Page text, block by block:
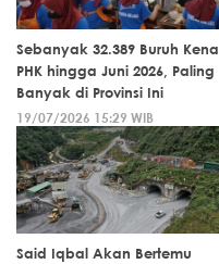
Sebanyak 32.389 Buruh Kena
PHK hingga Juni 2026, Paling
Banyak di Provinsi Ini
19/07/2026 15:29 WIB
Said Iqbal Akan Bertemu